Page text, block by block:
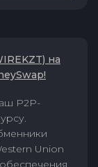
на
P2P-
Union